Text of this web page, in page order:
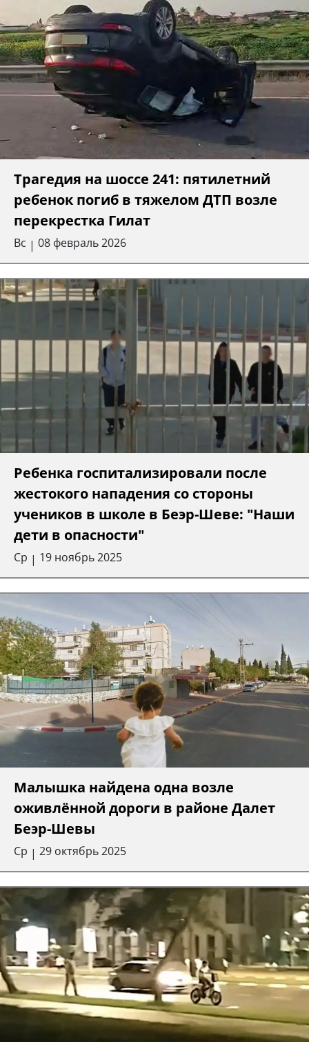
Трагедия на шоссе 241: пятилетний
ребенок погиб в тяжелом ДТП возле
перекрестка Гилат
Вс | 08 февраль 2026
Ребенка госпитализировали после
жестокого нападения со стороны
учеников в школе в Беэр-Шеве: "Наши
дети в опасности"
Ср | 19 ноябрь 2025
Малышка найдена одна возле
оживлённой дороги в районе Далет
Беэр-Шевы
Ср | 29 октябрь 2025